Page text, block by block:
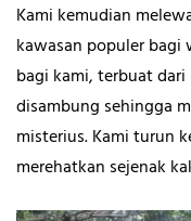
Kami kemudian
kawasan populer
bagi kami, terbuat
disambung sehingga
misterius. Kami turun
merehatkan sejenak